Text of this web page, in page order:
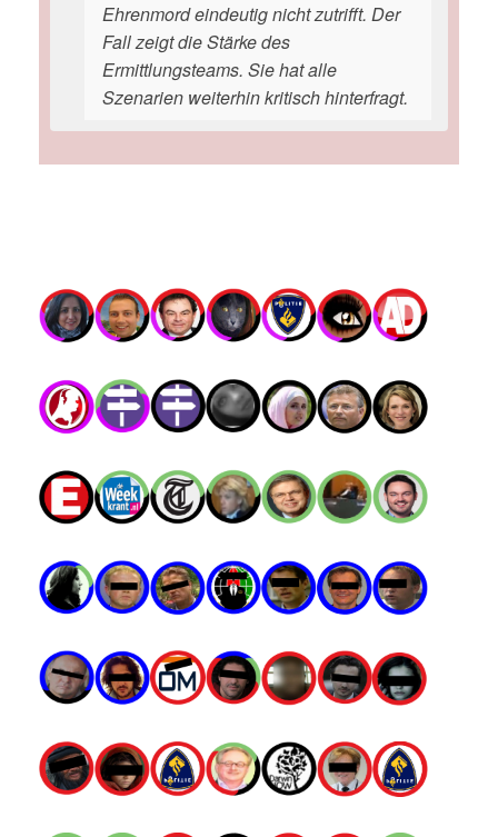
Ehrenmord eindeutig nicht zutrifft. Der
Fall zeigt die Stärke des
Ermittlungsteams. Sie hat alle
Szenarien weiterhin kritisch hinterfragt.